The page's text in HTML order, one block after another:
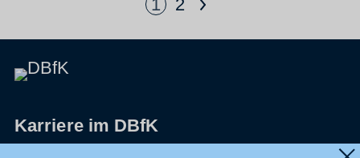
1 2 >
Karriere im DBfK